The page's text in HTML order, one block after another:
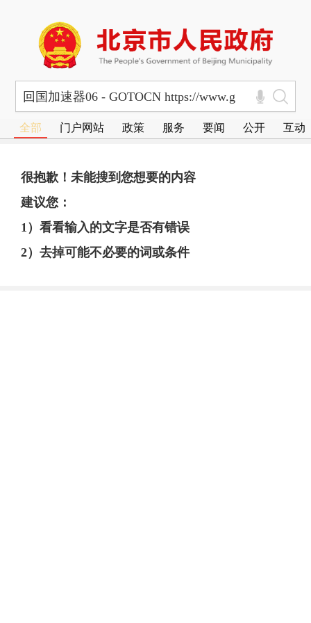
全部 门户网站 政策 服务 要闻 公开 互动
很抱歉！未能搜到您想要的内容
建议您：
1）看看输入的文字是否有错误
2）去掉可能不必要的词或条件